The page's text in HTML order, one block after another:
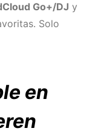
Go+/DJ y
Solo
en